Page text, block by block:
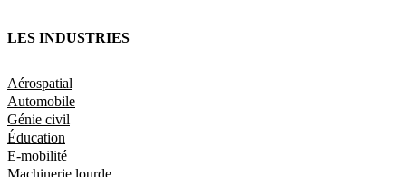
LES INDUSTRIES
Aérospatial
Automobile
Génie civil
Éducation
E-mobilité